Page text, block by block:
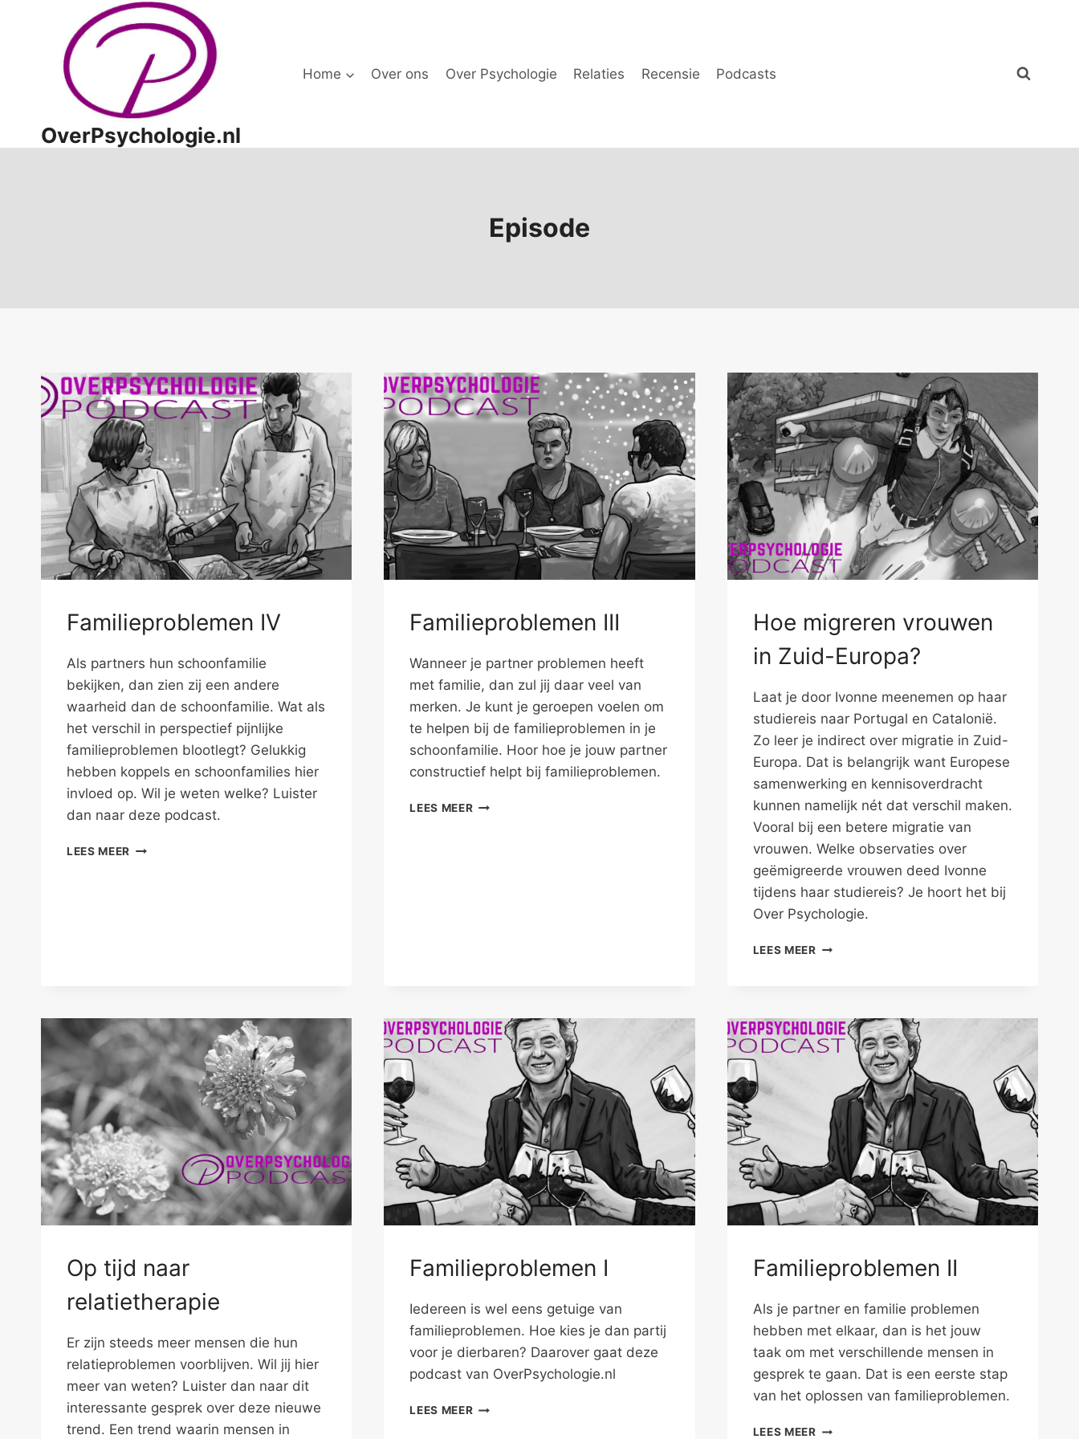
OverPsychologie.nl
Home Over ons Over Psychologie Relaties Recensie Podcasts
Episode
Familieproblemen IV
Als partners hun schoonfamilie
bekijken, dan zien zij een andere
waarheid dan de schoonfamilie. Wat als
het verschil in perspectief pijnlijke
familieproblemen blootlegt? Gelukkig
hebben koppels en schoonfamilies hier
invloed op. Wil je weten welke? Luister
dan naar deze podcast.
LEES MEER FAMILIEPROBLEMEN
Familieproblemen III
Wanneer je partner problemen heeft
met familie, dan zul jij daar veel van
merken. Je kunt je geroepen voelen om
te helpen bij de familieproblemen in je
schoonfamilie. Hoor hoe je jouw partner
constructief helpt bij familieproblemen.
LEES MEERFAMILIEPROBLEMEN
Hoe migreren vrouwen
in Zuid-Europa?
Laat je door Ivonne meenemen op haar
studiereis naar Portugal en Catalonië.
Zo leer je indirect over migratie in Zuid-
Europa. Dat is belangrijk want Europese
samenwerking en kennisoverdracht
kunnen namelijk nét dat verschil maken.
Vooral bij een betere migratie van
vrouwen. Welke observaties over
geëmigreerde vrouwen deed Ivonne
tijdens haar studiereis? Je hoort het bij
Over Psychologie.
LEES MEERHOE
EUROPA?
Op tijd naar
relatietherapie
Er zijn steeds meer mensen die hun
relatieproblemen voorblijven. Wil jij hier
meer van weten? Luister dan naar dit
interessante gesprek over deze nieuwe
trend. Een trend waarin mensen in
Familieproblemen I
Iedereen is wel eens getuige van
familieproblemen. Hoe kies je dan partij
voor je dierbaren? Daarover gaat deze
podcast van OverPsychologie.nl
LEES MEERFAMILIEPROBLEMEN
Familieproblemen II
Als je partner en familie problemen
hebben met elkaar, dan is het jouw
taak om met verschillende mensen in
gesprek te gaan. Dat is een eerste stap
van het oplossen van familieproblemen.
LEES MEERFAMILIEPROBLEMEN